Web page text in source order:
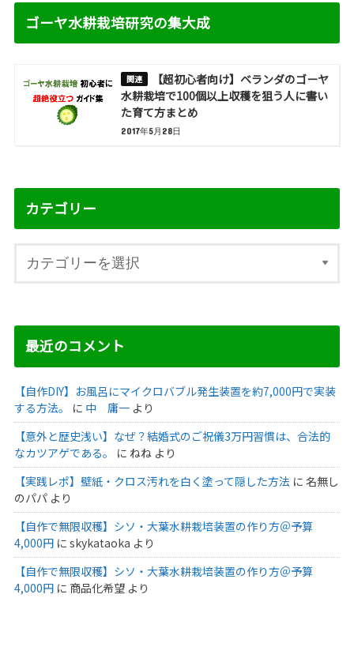
ゴーヤ水耕栽培研究の集大成
【超初心者向け】ベランダのゴーヤ
水耕栽培で100個以上収穫を狙う人に書い
た育て方まとめ
2017年5月28日
カテゴリー
最近のコメント
【自作DIY】お風呂にマイクロバブル発生装置を約7,000円で実装
する方法。
に 中 庸一より
【意外と歴史浅い】なぜ？結婚式のご祝儀3万円習慣は、合法的
なカツアゲである。
に ねねより
【実践レポ】壁紙・クロス汚れを白く塗って隠した方法 に 名無し
のパパより
【自作で無限収穫】シソ・大葉水耕栽培装置の作り方＠予算
4,000円に skykataoka より
【自作で無限収穫】シソ・大葉水耕栽培装置の作り方＠予算
4,000円に 商品化希望より